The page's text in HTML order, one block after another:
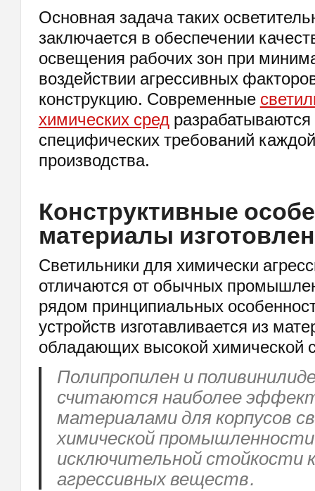
Основная задача таких
заключается в обеспечении
освещения рабочих зон при
воздействии агрессивных
конструкцию. Современные
химических средразрабатываются
специфических требований
производства.
Конструктивные
материалы
Светильники для химически
отличаются от обычных
рядом принципиальных
устройств изготавливается из
обладающих высокой химической
Полипропилен и
считаются наиболее
материалами для корпусов
химической промышленности
исключительной стойкости
агрессивных веществ.